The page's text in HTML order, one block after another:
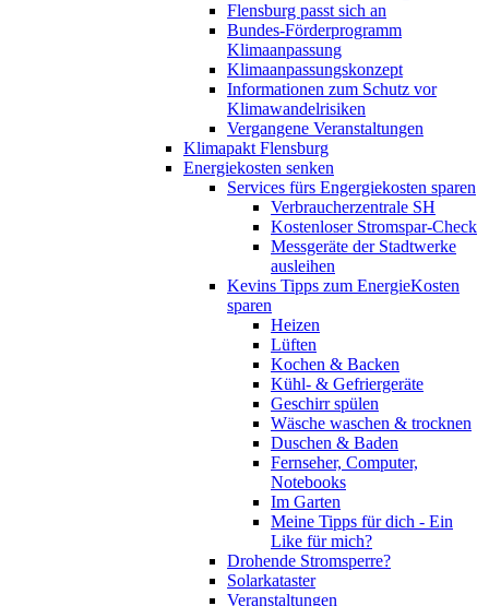
Flensburg passt sich an
Bundes-Förderprogramm
Klimaanpassung
Klimaanpassungskonzept
Informationen zum Schutz vor
Klimawandelrisiken
Vergangene Veranstaltungen
Klimapakt Flensburg
Energiekosten senken
Services fürs Engergiekosten sparen
Verbraucherzentrale SH
Kostenloser Stromspar-Check
Messgeräte der Stadtwerke
ausleihen
Kevins Tipps zum EnergieKosten
sparen
Heizen
Lüften
Kochen & Backen
Kühl- & Gefriergeräte
Geschirr spülen
Wäsche waschen & trocknen
Duschen & Baden
Fernseher, Computer,
Notebooks
Im Garten
Meine Tipps für dich - Ein
Like für mich?
Drohende Stromsperre?
Solarkataster
Veranstaltungen